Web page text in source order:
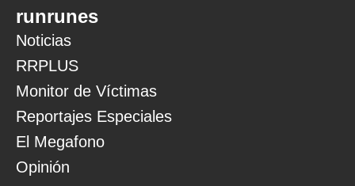
runrunes
Noticias
RRPLUS
Monitor de Víctimas
Reportajes Especiales
El Megafono
Opinión